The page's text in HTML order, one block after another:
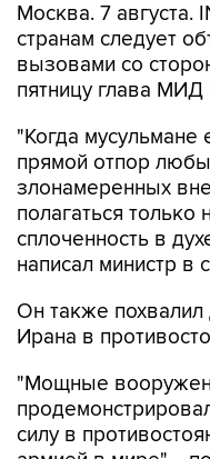
Москва. 7 августа.
странам следует
вызовами со
пятницу глава
"Когда
прямой отпор
злонамеренных
полагаться только
сплоченность в
написал министр в
Он также
Ирана в
"Мощные
силу в